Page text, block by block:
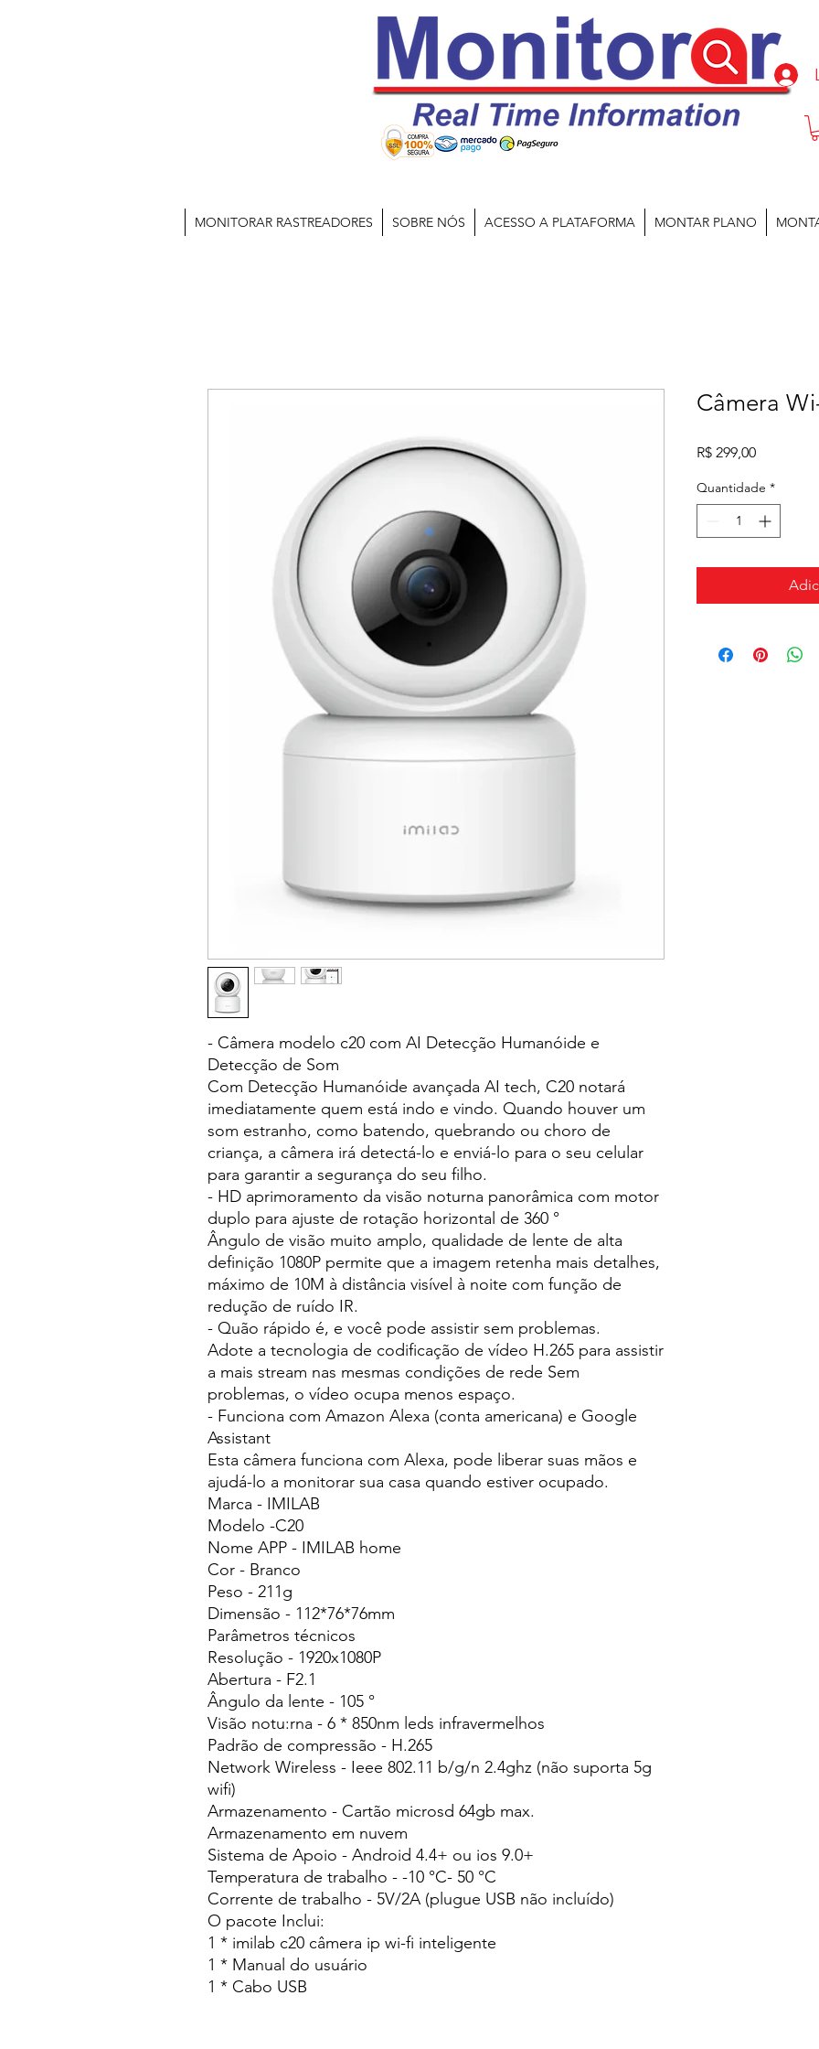
MONITORAR RASTREADORES SOBRE NÓS ACESSO A PLATAFORMA MONTAR PLANO
- Câmera modelo c20 com AI Detecção Humanóide e
Detecção de Som
Com Detecção Humanóide avançada AI tech, C20 notará
imediatamente quem está indo e vindo. Quando houver um
som estranho, como batendo, quebrando ou choro de
criança, a câmera irá detectá-lo e enviá-lo para o seu celular
para garantir a segurança do seu filho.
- HD aprimoramento da visão noturna panorâmica com motor
duplo para ajuste de rotação horizontal de 360 °
Ângulo de visão muito amplo, qualidade de lente de alta
definição 1080P permite que a imagem retenha mais detalhes,
máximo de 10M à distância visível à noite com função de
redução de ruído IR.
- Quão rápido é, e você pode assistir sem problemas.
Adote a tecnologia de codificação de vídeo H.265 para assistir
a mais stream nas mesmas condições de rede Sem
problemas, o vídeo ocupa menos espaço.
- Funciona com Amazon Alexa (conta americana) e Google
Assistant
Esta câmera funciona com Alexa, pode liberar suas mãos e
ajudá-lo a monitorar sua casa quando estiver ocupado.
Marca - IMILAB
Modelo -C20
Nome APP - IMILAB home
Cor - Branco
Peso - 211g
Dimensão - 112*76*76mm
Parâmetros técnicos
Resolução - 1920x1080P
Abertura - F2.1
Ângulo da lente - 105 °
Visão notu:rna - 6 * 850nm leds infravermelhos
Padrão de compressão - H.265
Network Wireless - Ieee 802.11 b/g/n 2.4ghz (não suporta 5g
wifi)
Armazenamento - Cartão microsd 64gb max.
Armazenamento em nuvem
Sistema de Apoio - Android 4.4+ ou ios 9.0+
Temperatura de trabalho - -10 °C- 50 °C
Corrente de trabalho - 5V/2A (plugue USB não incluído)
O pacote Inclui:
1 * imilab c20 câmera ip wi-fi inteligente
1 * Manual do usuário
1 * Cabo USB
Câmera
R$ 299,00Preço
Quantidade *